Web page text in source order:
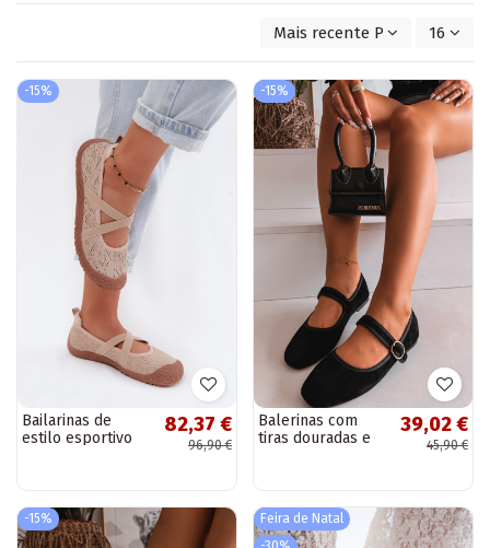
Mais recente Primeiro16
-15%
Bailarinas de
estilo esportivo
82,37 €
96,90 €
-15%
Balerinas com
tiras douradas e
39,02 €
45,90 €
-15%
Feira de Natal